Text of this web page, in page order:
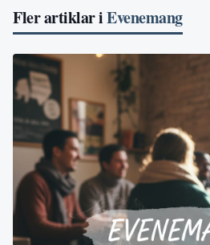
Fler artiklar iEvenemang